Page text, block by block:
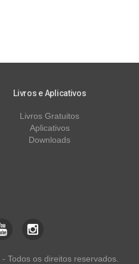
Livros e Aplicativos
Livros Gratuitos
Aplicativos
Downloads
Todos os direitos reservados.